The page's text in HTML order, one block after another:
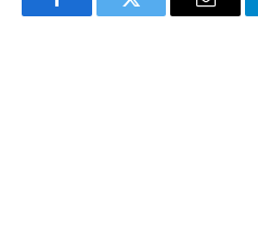
FacebookTwitter Email